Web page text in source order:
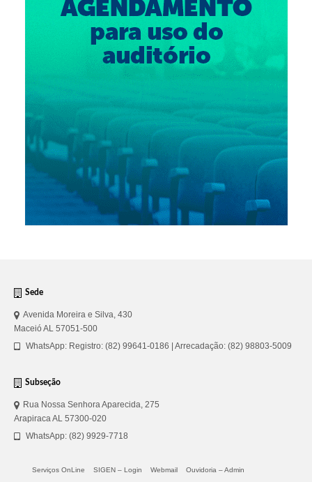
Sede
Avenida Moreira e Silva, 430
Maceió AL 57051-500
WhatsApp: Registro: (82) 99641-0186 | Arrecadação: (82) 98803-5009
Subseção
Rua Nossa Senhora Aparecida, 275
Arapiraca AL 57300-020
WhatsApp: (82) 9929-7718
Serviços OnLine SIGEN – Login Webmail Ouvidoria – Admin